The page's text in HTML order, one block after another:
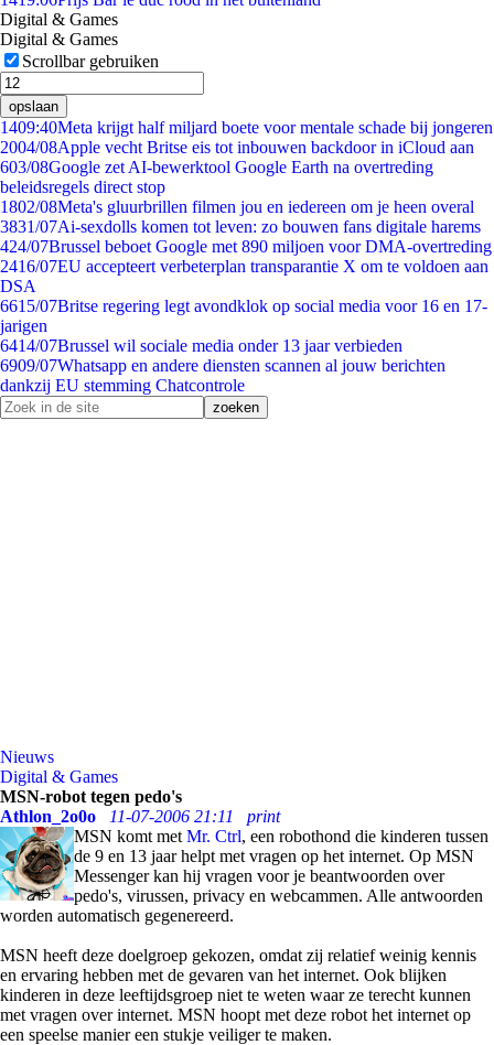
Digital & Games
Digital & Games
Scrollbar gebruiken
opslaan
1409:40Meta krijgt half miljard boete voor mentale schade bij jongeren
2004/08Apple vecht Britse eis tot inbouwen backdoor in iCloud aan
603/08Google zet AI-bewerktool Google Earth na overtreding
beleidsregels direct stop
1802/08Meta's gluurbrillen filmen jou en iedereen om je heen overal
3831/07Ai-sexdolls komen tot leven: zo bouwen fans digitale harems
424/07Brussel beboet Google met 890 miljoen voor DMA-overtreding
2416/07EU accepteert verbeterplan transparantie X om te voldoen aan
DSA
6615/07Britse regering legt avondklok op social media voor 16 en 17-
jarigen
6414/07Brussel wil sociale media onder 13 jaar verbieden
6909/07Whatsapp en andere diensten scannen al jouw berichten
dankzij EU stemming Chatcontrole
Nieuws
Digital & Games
MSN-robot tegen pedo's
Athlon_2o0o
11-07-2006 21:11
print
MSN komt met Mr. Ctrl, een robothond die kinderen tussen
de 9 en 13 jaar helpt met vragen op het internet. Op MSN
Messenger kan hij vragen voor je beantwoorden over
pedo's, virussen, privacy en webcammen. Alle antwoorden
worden automatisch gegenereerd.
MSN heeft deze doelgroep gekozen, omdat zij relatief weinig kennis
en ervaring hebben met de gevaren van het internet. Ook blijken
kinderen in deze leeftijdsgroep niet te weten waar ze terecht kunnen
met vragen over internet. MSN hoopt met deze robot het internet op
een speelse manier een stukje veiliger te maken.